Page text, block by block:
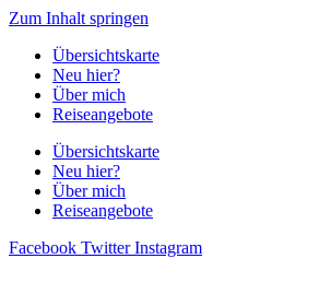
Zum Inhalt springen
Übersichtskarte
Neu hier?
Über mich
Reiseangebote
Übersichtskarte
Neu hier?
Über mich
Reiseangebote
Facebook Twitter Instagram